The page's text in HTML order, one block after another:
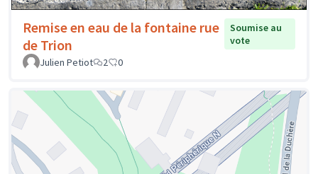
Remise en eau de la fontaine rue
de Trion
Soumise au
vote
Julien Petiot
2 0